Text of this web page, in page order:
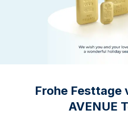
Frohe Festtage
AVENUE